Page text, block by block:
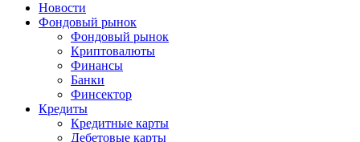
Новости
Фондовый рынок
Фондовый рынок
Криптовалюты
Финансы
Банки
Финсектор
Кредиты
Кредитные карты
Дебетовые карты